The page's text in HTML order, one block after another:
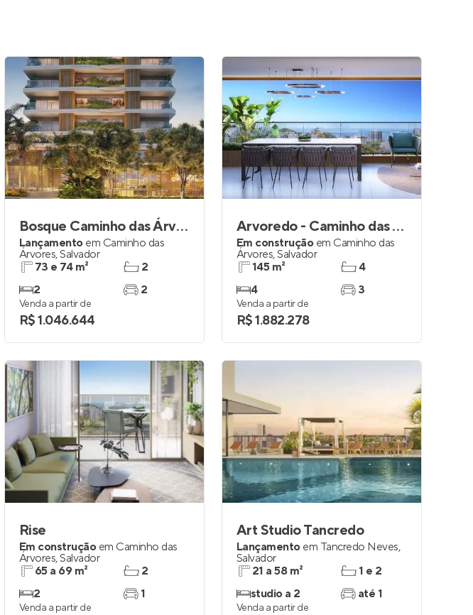
Bosque Caminho das Árvores
Lançamento em Caminho das
Árvores,Salvador
73 e 74 m²
2
2
2
Venda a partir de
R$ 1.046.644
Arvoredo - Caminho das Árvores
Em construção em Caminho das
Árvores,Salvador
145 m²
4
4
3
Venda a partir de
R$ 1.882.278
Rise
Em construção em Caminho das
Árvores,Salvador
65 a 69 m²
2
2
1
Venda a partir de
Art Studio Tancredo
Lançamento em Tancredo Neves,
Salvador
21 a 58 m²
studio a 2
1 e 2
até 1
Venda a partir de